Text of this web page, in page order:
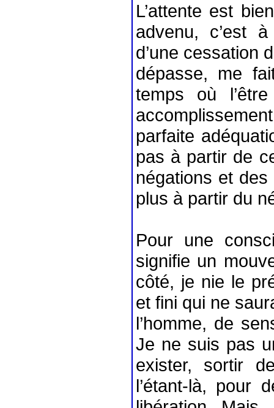
L’attente est
advenu, c’est
d’une cessation
dépasse, me
temps où
parfaite
pas à partir de
négations et
plus à partir du
Pour une
signifie un
côté, je nie le
et fini qui ne
l’homme, de
Je ne suis pas
exister, sortir
l’étant-là, pour